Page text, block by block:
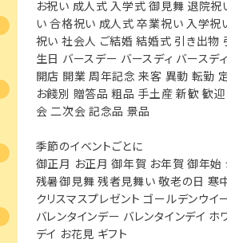
お祝い 成人式 入学式 御見舞 退院祝
い 合格祝い 成人式 卒業祝い 入学祝
祝い 社会人 ご結婚 結婚式 引き出物
生日 バースデー バースディ バースデ
開店 開業 周年記念 来客 異動 転勤
お餞別 贈答品 粗品 手土産 新歓 歓
会 二次会 記念品 景品
季節のイベントごとに
御正月 お正月 御年賀 お年賀 御年始
残暑御見舞 残者見舞い 敬老の日 寒
クリスマスプレゼント ゴールデンウ
バレンタインデー バレンタインデイ ホ
デイ お花見 ギフト